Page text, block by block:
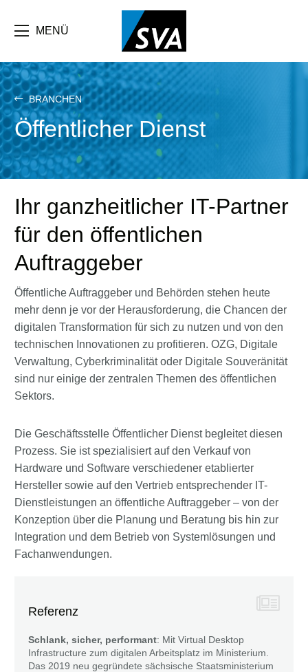
Inhalt
MENÜ
BRANCHEN
Öffentlicher Dienst
Ihr ganzheitlicher IT-Partner
für den öffentlichen
Auftraggeber
Öffentliche Auftraggeber und Behörden stehen heute
mehr denn je vor der Herausforderung, die Chancen der
digitalen Transformation für sich zu nutzen und von den
technischen Innovationen zu profitieren. OZG, Digitale
Verwaltung, Cyberkriminalität oder Digitale Souveränität
sind nur einige der zentralen Themen des öffentlichen
Sektors.
Die Geschäftsstelle Öffentlicher Dienst begleitet diesen
Prozess. Sie ist spezialisiert auf den Verkauf von
Hardware und Software verschiedener etablierter
Hersteller sowie auf den Vertrieb entsprechender IT-
Dienstleistungen an öffentliche Auftraggeber – von der
Konzeption über die Planung und Beratung bis hin zur
Integration und dem Betrieb von Systemlösungen und
Fachanwendungen.
Referenz
Schlank, sicher, performant: Mit Virtual Desktop
Infrastructure zum digitalen Arbeitsplatz im Ministerium.
Das 2019 neu gegründete sächsische Staatsministerium